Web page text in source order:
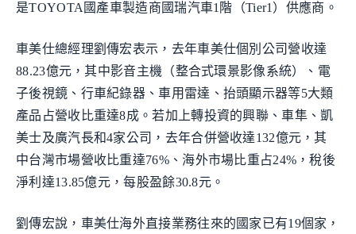
是TOYOTA國產車製造商國瑞汽車1階（Tier1）供應商。
車美仕總經理劉傳宏表示，去年車美仕個別公司營收達
88.23億元，其中影音主機（整合式環景影像系統）、電
子後視鏡、行車紀錄器、車用雷達、抬頭顯示器等5大類
產品占營收比重達8成。若加上轉投資的興聯、車隼、凱
美士及廣汽長和4家公司，去年合併營收達132億元，其
中台灣市場營收比重達76%、海外市場比重占24%，稅後
淨利達13.85億元，每股盈餘30.8元。
劉傳宏說，車美仕海外直接業務往來的國家已有19個家，